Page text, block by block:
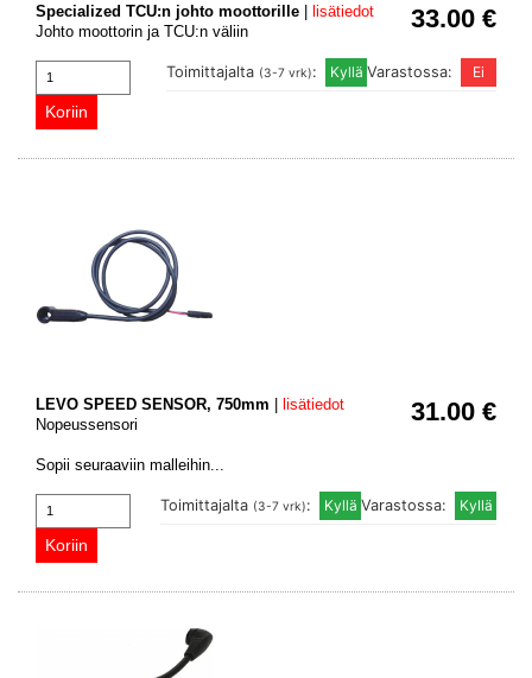
33.00 €
Specialized TCU:n johto moottorille
lisätiedot
Johto moottorin ja TCU:n väliin
Varastossa:
Toimittajalta (3-7 vrk):
31.00 €
LEVO SPEED SENSOR, 750mm
lisätiedot
Nopeussensori
Sopii seuraaviin malleihin...
Varastossa:
Toimittajalta (3-7 vrk):